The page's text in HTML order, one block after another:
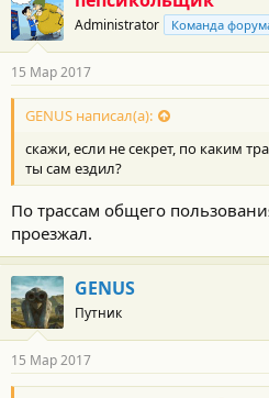
Administrator Команда
15 Мар 2017
GENUS написал(а):
скажи, если не секрет, по каким
ты сам ездил?
По трассам общего
проезжал.
GENUS
Путник
15 Мар 2017